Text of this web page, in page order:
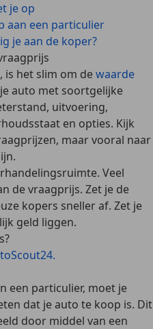
je op
aan een particulier
je aan de koper?
is het slim om dewaarde
auto met soortgelijke
uitvoering,
en opties. Kijk
maar vooral naar
. Veel
de vraagprijs. Zet je de
kopers sneller af. Zet je
geld liggen.
een particulier, moet je
dat je auto te koop is. Dit
door middel van een